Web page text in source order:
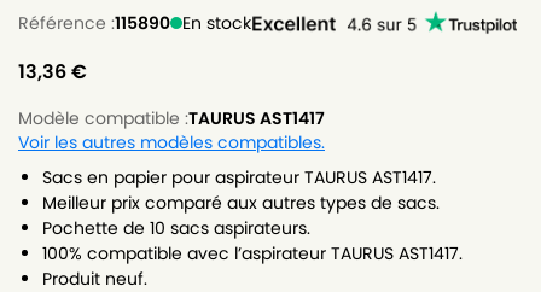
Référence :115890 En stock
13,36€
Modèle compatible :TAURUS AST1417
Voir les autres modèles compatibles.
Sacs en papier pour aspirateur TAURUS AST1417.
Meilleur prix comparé aux autres types de sacs.
Pochette de 10 sacs aspirateurs.
100% compatible avec l’aspirateur TAURUS AST1417.
Produit neuf.